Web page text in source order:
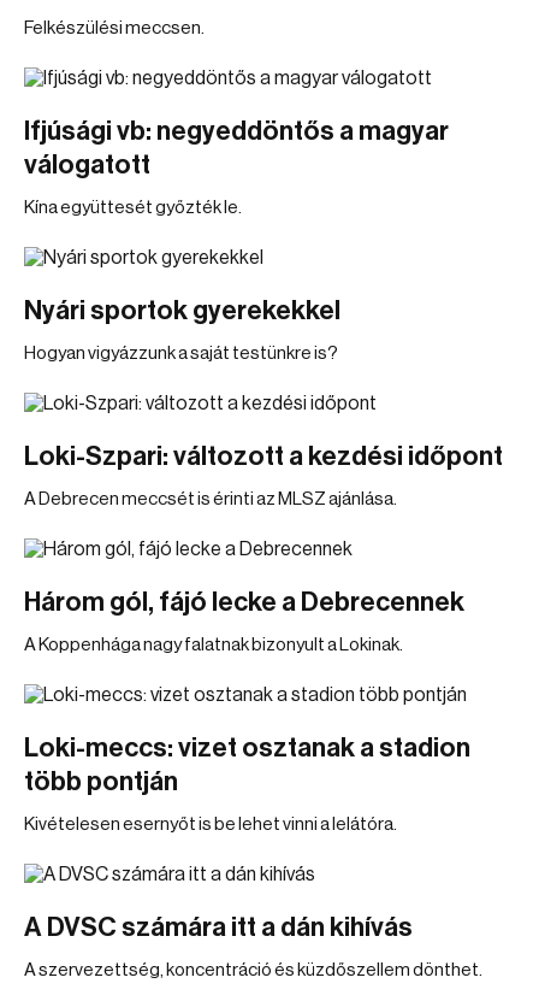
Felkészülési meccsen.
Ifjúsági vb: negyeddöntős a magyar
válogatott
Kína együttesét győzték le.
Nyári sportok gyerekekkel
Hogyan vigyázzunk a saját testünkre is?
Loki-Szpari: változott a kezdési időpont
A Debrecen meccsét is érinti az MLSZ ajánlása.
Három gól, fájó lecke a Debrecennek
A Koppenhága nagy falatnak bizonyult a Lokinak.
Loki-meccs: vizet osztanak a stadion
több pontján
Kivételesen esernyőt is be lehet vinni a lelátóra.
A DVSC számára itt a dán kihívás
A szervezettség, koncentráció és küzdőszellem dönthet.